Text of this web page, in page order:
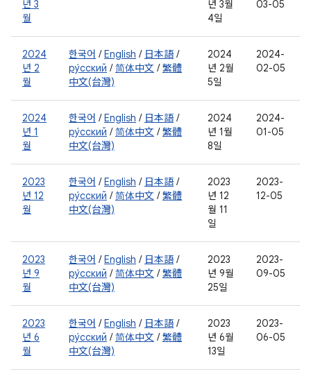
년 3
월
년 3월
4일
03-05
2024
년 2
월
한국어 /English / 日本語/
ру́сский /简体中文 /繁體
中文(台灣)
2024
년 2월
5일
2024-
02-05
2024
년 1
월
한국어 /English / 日本語/
ру́сский /简体中文 /繁體
中文(台灣)
2024
년 1월
8일
2024-
01-05
2023
년 12
월
한국어 /English / 日本語/
ру́сский /简体中文 /繁體
中文(台灣)
2023
년 12
월 11
일
2023-
12-05
2023
년 9
월
한국어 /English / 日本語/
ру́сский /简体中文 /繁體
中文(台灣)
2023
년 9월
25일
2023-
09-05
2023
년 6
월
한국어 /English / 日本語/
ру́сский /简体中文 /繁體
中文(台灣)
2023
년 6월
13일
2023-
06-05